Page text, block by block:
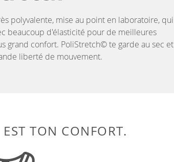
polyvalente, mise au point en laboratoire, qui
beaucoup d'élasticité pour de meilleures
grand confort. PoliStretch© te garde au sec et
liberté de mouvement.
TON CONFORT.